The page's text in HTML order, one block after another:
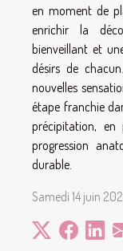
en moment de
enrichir la
bienveillant et
désirs de
nouvelles
étape franchie
précipitation, en
progression
durable.
Samedi 14 juin